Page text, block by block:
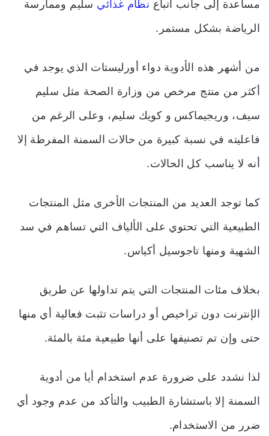
مساعدة إلى جانب اتباع نظام غذائي سليم وممارسة
الرياضة بشكل مستمر.
من أشهر هذه الأدوية دواء أورليستات الذي يوجد في
أكثر من منتج مرخص من وزارة الصحة مثل سليم
سيف، وريجيماكس و كويك سليم، وعلى الرغم من
فاعليته في نسبة كبيرة من حالات السمنة المفرطة إلا
أنه لا يناسب كل الحالات.
كما توجد العديد من المنتجات الأخرى مثل المنتجات
الطبيعية التي تحتوي على الألياف التي تساهم في سد
الشهية ومنها تاجوسيل أكياس.
بخلاف مئات المنتجات التي يتم تداولها عن طريق
الإنترنت دون تراخيص أو دراسات تثبت فعالية أي منها
حتى وإن تم تصنيفها على أنها طبيعية مئة بالمئة.
لذا نشدد على ضرورة عدم استخدام أيا من أدوية
السمنة إلا باستشارة الطبيب والتأكد من عدم وجود أي
ضرر من الاستخدام.